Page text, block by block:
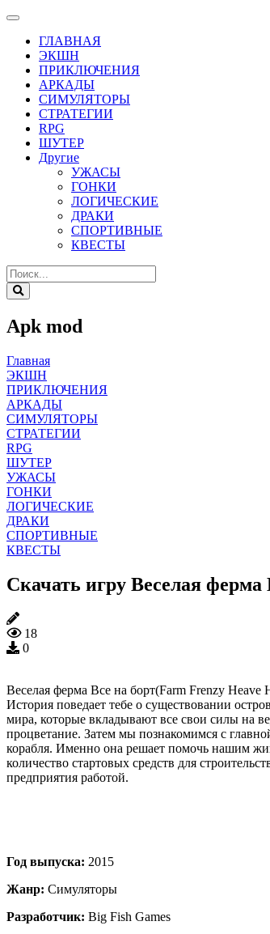
ГЛАВНАЯ
ЭКШН
ПРИКЛЮЧЕНИЯ
АРКАДЫ
СИМУЛЯТОРЫ
СТРАТЕГИИ
RPG
ШУТЕР
Другие
УЖАСЫ
ГОНКИ
ЛОГИЧЕСКИЕ
ДРАКИ
СПОРТИВНЫЕ
КВЕСТЫ
Apk mod
Главная
ЭКШН
ПРИКЛЮЧЕНИЯ
АРКАДЫ
СИМУЛЯТОРЫ
СТРАТЕГИИ
RPG
ШУТЕР
УЖАСЫ
ГОНКИ
ЛОГИЧЕСКИЕ
ДРАКИ
СПОРТИВНЫЕ
КВЕСТЫ
Скачать игру Веселая
18
0
Веселая ферма Все на борт(Farm Frenzy Heave
История поведает тебе о существовании
мира, которые вкладывают все свои силы на
процветание. Затем мы познакомимся с
корабля. Именно она решает помочь нашим
количество стартовых средств для
предприятия работой.
Год выпуска: 2015
Жанр: Симуляторы
Разработчик: Big Fish Games